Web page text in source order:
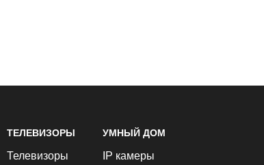
ТЕЛЕВИЗОРЫ
Телевизоры
УМНЫЙ ДОМ
IP камеры